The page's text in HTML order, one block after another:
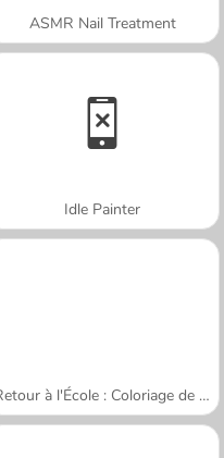
ASMR Nail Treatment
Idle Painter
Retour à l'École : Coloriage de Chats